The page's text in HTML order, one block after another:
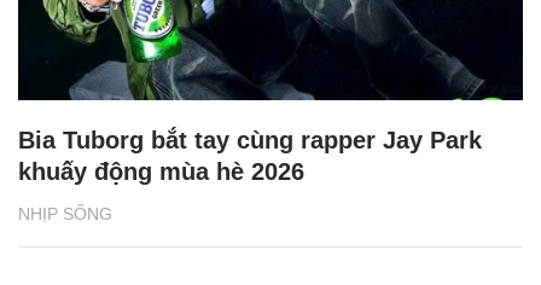
NHỊP SỐNG
Bia Tuborg bắt tay cùng rapper Jay Park
khuấy động mùa hè 2026